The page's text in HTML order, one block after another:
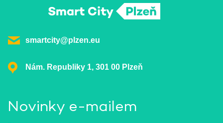
smartcity@plzen.eu
Nám. Republiky 1, 301 00 Plzeň
Novinky e-mailem